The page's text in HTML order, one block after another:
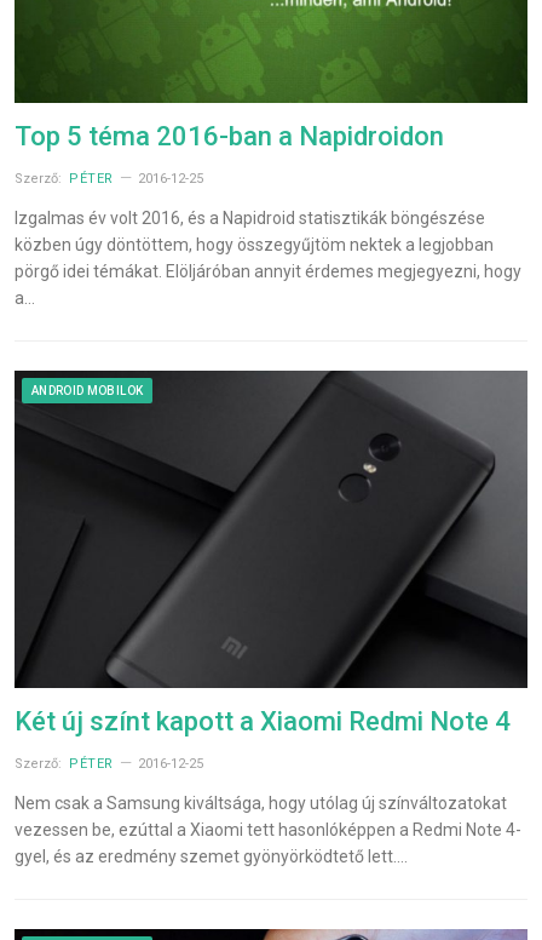
Top 5 téma 2016-ban a Napidroidon
Szerző: PÉTER 2016-12-25
Izgalmas év volt 2016, és a Napidroid statisztikák böngészése
közben úgy döntöttem, hogy összegyűjtöm nektek a legjobban
pörgő idei témákat. Elöljáróban annyit érdemes megjegyezni, hogy
a…
ANDROID MOBILOK
Két új színt kapott a Xiaomi Redmi Note 4
Szerző: PÉTER 2016-12-25
Nem csak a Samsung kiváltsága, hogy utólag új színváltozatokat
vezessen be, ezúttal a Xiaomi tett hasonlóképpen a Redmi Note 4-
gyel, és az eredmény szemet gyönyörködtető lett.…